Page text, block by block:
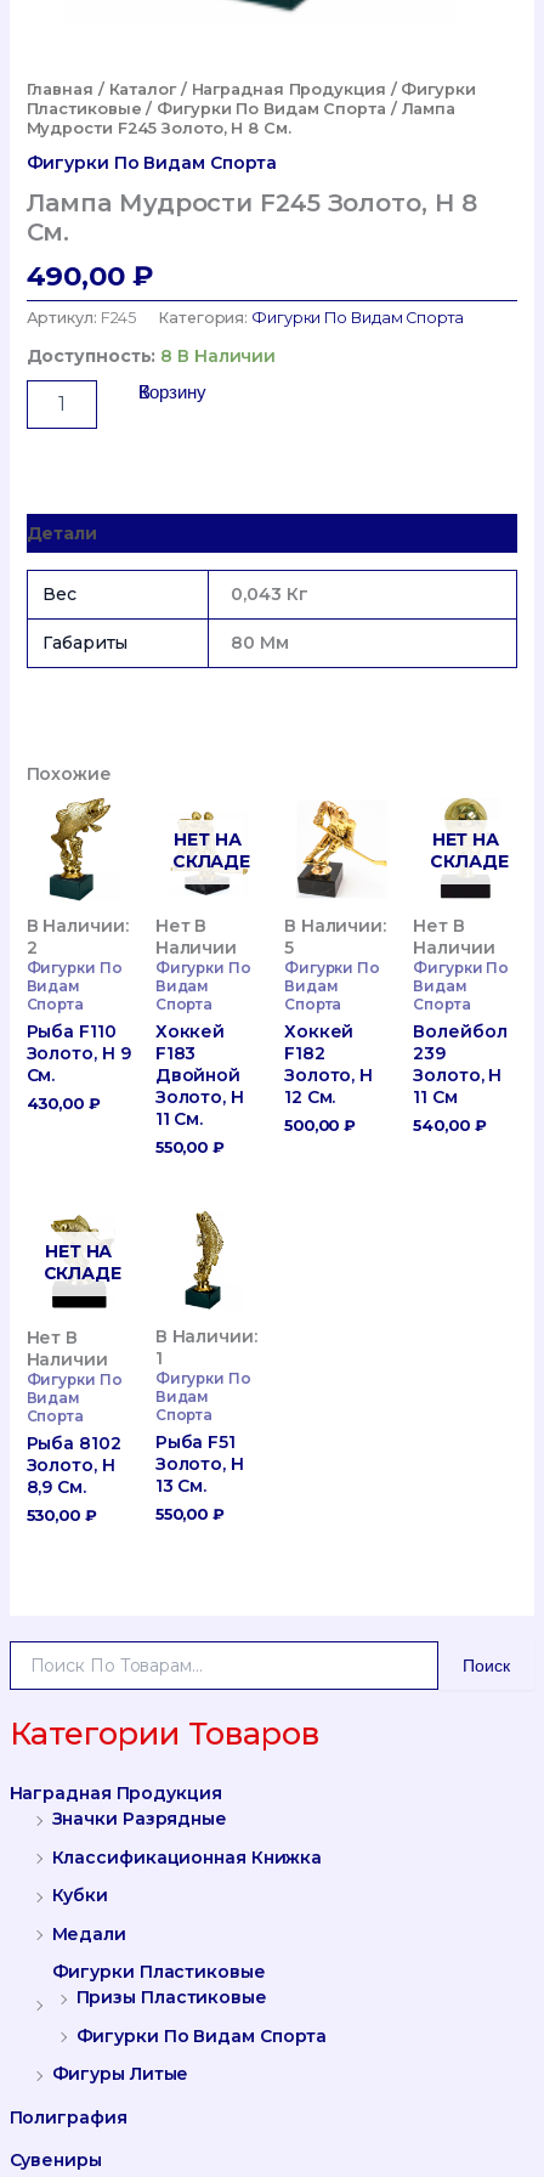
А
Т
:
Поиск
Категории Товаров
Наградная Продукция
Значки Разрядные
Классификационная Книжка
Кубки
Медали
Фигурки Пластиковые
Призы Пластиковые
Фигурки По Видам Спорта
Фигуры Литые
Полиграфия
Сувениры
Главная / Каталог/ Наградная Продукция / Фигурки
Пластиковые / Фигурки По Видам Спорта / Лампа
Мудрости F245 Золото, H 8 См.
Фигурки По Видам Спорта
Лампа Мудрости F245 Золото, H 8
См.
490,00 ₽
Артикул: F245 Категория: Фигурки По Видам Спорта
Доступность: 8 В Наличии
Товара
Золото,
H
См.
В Корзину
Детали
Вес 0,043 Кг
Габариты 80 Мм
Похожие
В Наличии:
2
Фигурки По
Видам
Спорта
Рыба F110
Золото, H 9
См.
430,00 ₽
НЕТ НА
СКЛАДЕ
Нет В
Наличии
Фигурки По
Видам
Спорта
Хоккей
F183
Двойной
Золото, H
11 См.
550,00₽
В Наличии:
5
Фигурки По
Видам
Спорта
Хоккей
F182
Золото, H
12 См.
500,00₽
НЕТ НА
СКЛАДЕ
Нет В
Наличии
Фигурки По
Видам
Спорта
Волейбол
239
Золото, H
11 См
540,00 ₽
НЕТ НА
СКЛАДЕ
Нет В
Наличии
Фигурки По
Видам
Спорта
Рыба 8102
Золото, H
8,9 См.
530,00 ₽
В Наличии:
1
Фигурки По
Видам
Спорта
Рыба F51
Золото, H
13 См.
550,00₽